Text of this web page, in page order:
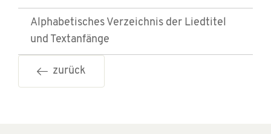
Alphabetisches Verzeichnis der Liedtitel
und Textanfänge
zurück